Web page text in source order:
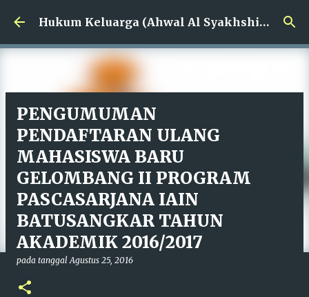
Langsung ke konten utama Hukum Keluarga (Ahwal Al Syakhshiyyah) UIN Mahmud Yunus Batusangkar
PENGUMUMAN
PENDAFTARAN ULANG
MAHASISWA BARU
GELOMBANG II PROGRAM
PASCASARJANA IAIN
BATUSANGKAR TAHUN
AKADEMIK 2016/2017
pada tanggalAgustus 25, 2016